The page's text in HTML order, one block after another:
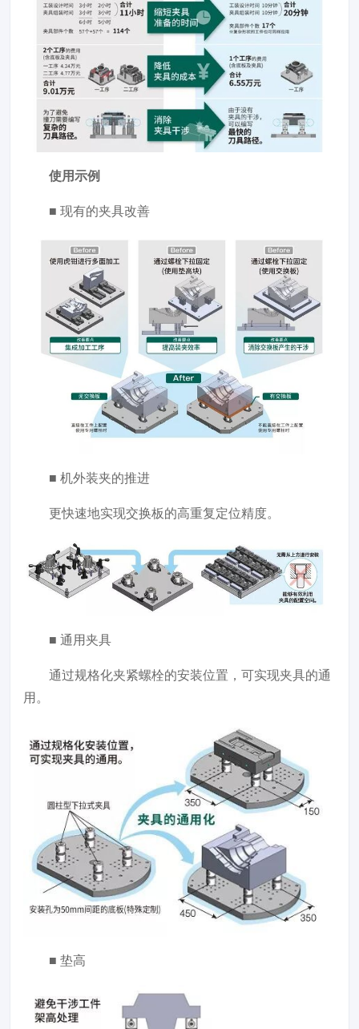
使用示例
■ 现有的夹具改善
■ 机外装夹的推进
更快速地实现交换板的高重复定位精度。
■ 通用夹具
通过规格化夹紧螺栓的安装位置，可实现夹具的通
用。
■ 垫高